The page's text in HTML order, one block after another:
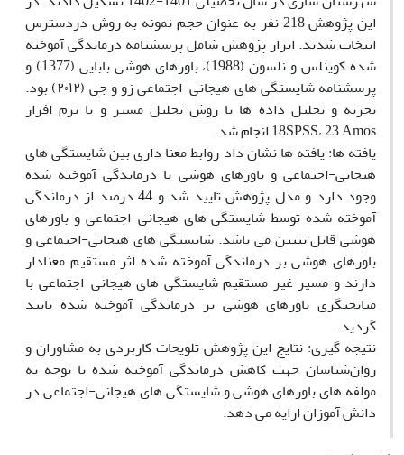
این پژوهش 218 نفر به عنوان حجم نمونه به روش دردسترس
انتخاب شدند. ابزار پژوهش شامل پرسشنامه درماندگی آموخته
شده ﮐﻮﯾﻨﻠﺲ و ﻧﻠﺴﻮن (1988)، باورهای هوشی بابایی (1377) و
پرسشنامه شایستگی های هیجانی-اجتماعی زو و ﺟﻲ (٢٠١٢) بود.
تجزیه و تحلیل داده ها با روش تحلیل مسیر و با نرم افزار
18SPSS، 23 Amos انجام شد.
یافته ها: یافته ها نشان داد روابط معنا داری بین شایستگی های
هیجانی-اجتماعی و باورهای هوشی با درماندگی آموخته شده
وجود دارد و مدل پژوهش تایید شد و 44 درصد از درماندگی
آموخته شده توسط شایستگی های هیجانی-اجتماعی و باورهای
هوشی قابل تبیین می باشد. شایستگی های هیجانی-اجتماعی و
باورهای هوشی بر درماندگی آموخته شده اثر مستقیم معنادار
دارند و مسیر غیر مستقیم شایستگی های هیجانی-اجتماعی با
میانجیگری باورهای هوشی بر درماندگی آموخته شده تایید
گردید.
نتیجه گیری: نتایج این پژوهش تلویحات کاربردی به مشاوران و
روان‌شناسان جهت کاهش درماندگی آموخته شده با توجه به
مولفه های باورهای هوشی و شایستگی های هیجانی-اجتماعی در
دانش آموزان ارایه می دهد.